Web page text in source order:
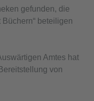
gefunden, die
beteiligen
Amtes hat
von